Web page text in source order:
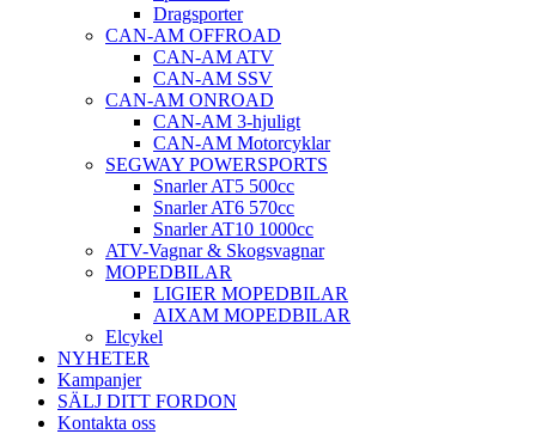
Dragsporter
CAN-AM OFFROAD
CAN-AM ATV
CAN-AM SSV
CAN-AM ONROAD
CAN-AM 3-hjuligt
CAN-AM Motorcyklar
SEGWAY POWERSPORTS
Snarler AT5 500cc
Snarler AT6 570cc
Snarler AT10 1000cc
ATV-Vagnar & Skogsvagnar
MOPEDBILAR
LIGIER MOPEDBILAR
AIXAM MOPEDBILAR
Elcykel
NYHETER
Kampanjer
SÄLJ DITT FORDON
Kontakta oss